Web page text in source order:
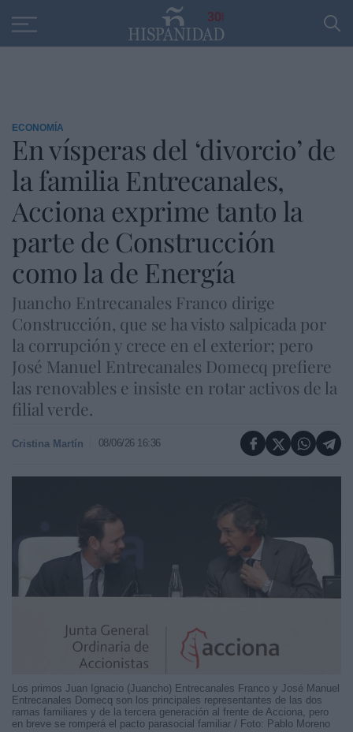
30
ECONOMÍA
En vísperas del ‘divorcio’ de
la familia Entrecanales,
Acciona exprime tanto la
parte de Construcción
como la de Energía
Juancho Entrecanales Franco dirige
Construcción, que se ha visto salpicada por
la corrupción y crece en el exterior; pero
José Manuel Entrecanales Domecq prefiere
las renovables e insiste en rotar activos de la
filial verde.
Cristina Martín 08/06/26 16:36
Los primos Juan Ignacio (Juancho) Entrecanales Franco y José Manuel
Entrecanales Domecq son los principales representantes de las dos
ramas familiares y de la tercera generación al frente de Acciona, pero
en breve se romperá el pacto parasocial familiar / Foto: Pablo Moreno